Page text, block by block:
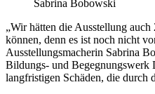
Sabrina Bobowski
„Wir hätten die Ausstellung auch
können, denn es ist noch nicht
Ausstellungsmacherin Sabrina
Bildungs- und
langfristigen Schäden, die durch